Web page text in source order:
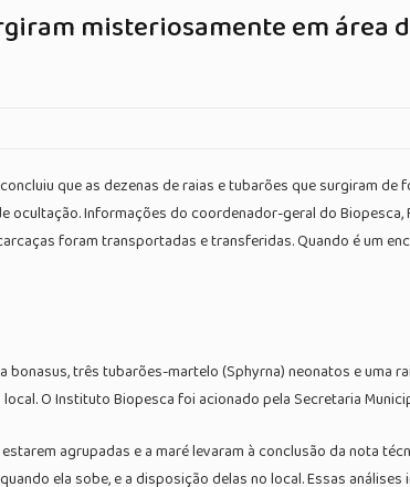
misteriosamente em área
que as dezenas de raias e tubarões que surgiram de
Informações do coordenador-geral do Biopesca,
foram transportadas e transferidas. Quando é um
bonasus, três tubarões-martelo (Sphyrna) neonatos e
O Instituto Biopesca foi acionado pela Secretaria
agrupadas e a maré levaram à conclusão da nota
ela sobe, e a disposição delas no local. Essas